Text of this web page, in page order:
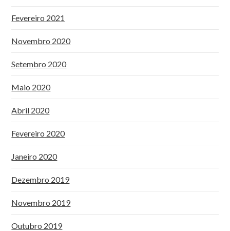
Fevereiro 2021
Novembro 2020
Setembro 2020
Maio 2020
Abril 2020
Fevereiro 2020
Janeiro 2020
Dezembro 2019
Novembro 2019
Outubro 2019